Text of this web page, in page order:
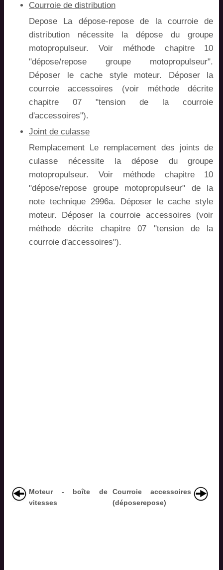
Courroie de distribution
Depose La dépose-repose de la courroie de
distribution nécessite la dépose du groupe
motopropulseur. Voir méthode chapitre 10
"dépose/repose groupe motopropulseur".
Déposer le cache style moteur. Déposer la
courroie accessoires (voir méthode décrite
chapitre 07 "tension de la courroie
d'accessoires").
Joint de culasse
Remplacement Le remplacement des joints de
culasse nécessite la dépose du groupe
motopropulseur. Voir méthode chapitre 10
"dépose/repose groupe motopropulseur" de la
note technique 2996a. Déposer le cache style
moteur. Déposer la courroie accessoires (voir
méthode décrite chapitre 07 "tension de la
courroie d'accessoires").
Moteur - boîte de
vitesses
Courroie accessoires
(déposerepose)